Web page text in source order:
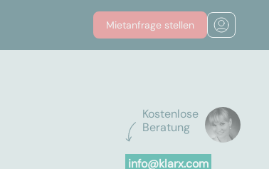
Mietanfrage stellen
Kostenlose
Beratung
info@klarx.com